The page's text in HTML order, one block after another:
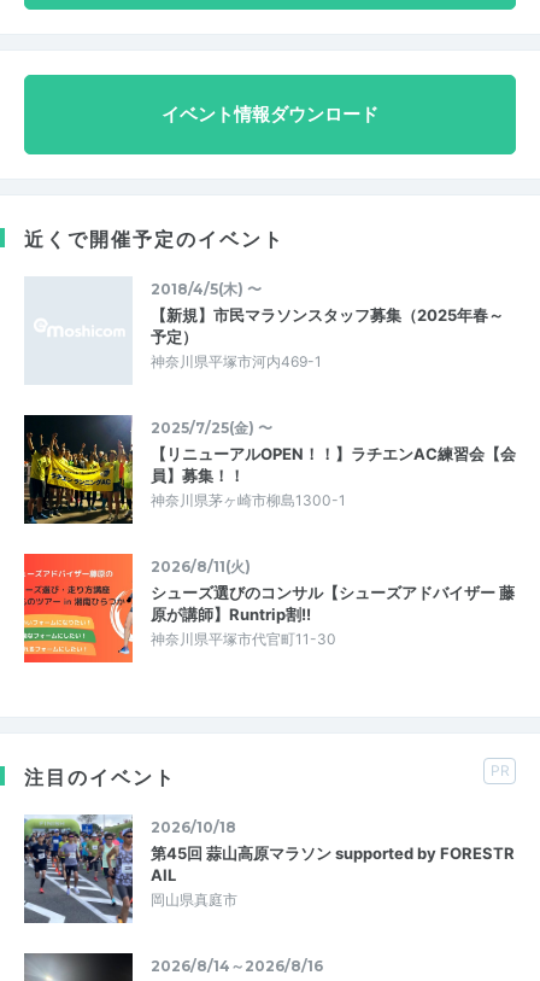
イベント情報ダウンロード
近くで開催予定のイベント
2018/4/5(木) 〜
【新規】市民マラソンスタッフ募集（2025年春～
予定）
神奈川県平塚市河内469-1
2025/7/25(金) 〜
【リニューアルOPEN！！】ラチエンAC練習会【会
員】募集！！
神奈川県茅ヶ崎市柳島1300-1
2026/8/11(火)
シューズ選びのコンサル【シューズアドバイザー 藤
原が講師】Runtrip割!!
神奈川県平塚市代官町11-30
注目のイベント PR
2026/10/18
第45回 蒜山高原マラソン supported by FORESTR
AIL
岡山県真庭市
2026/8/14～2026/8/16